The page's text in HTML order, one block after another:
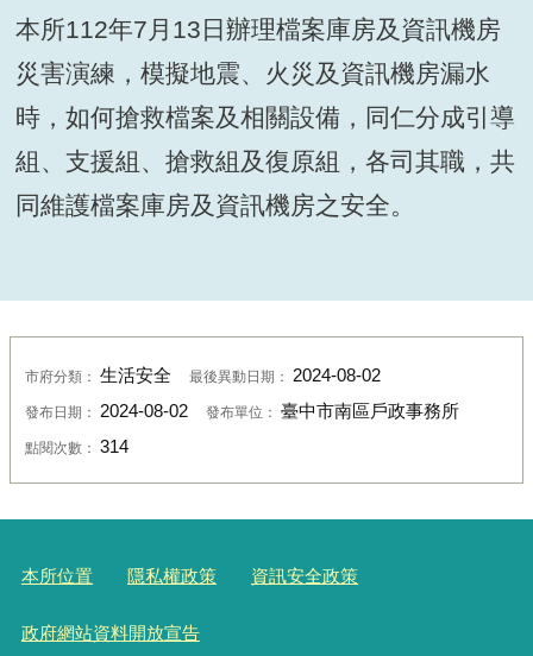
本所112年7月13日辦理檔案庫房及資訊機房
災害演練，模擬地震、火災及資訊機房漏水
時，如何搶救檔案及相關設備，同仁分成引導
組、支援組、搶救組及復原組，各司其職，共
同維護檔案庫房及資訊機房之安全。
市府分類： 生活安全 最後異動日期： 2024-08-02
發布日期： 2024-08-02 發布單位： 臺中市南區戶政事務所
點閱次數： 314
本所位置 隱私權政策 資訊安全政策
政府網站資料開放宣告